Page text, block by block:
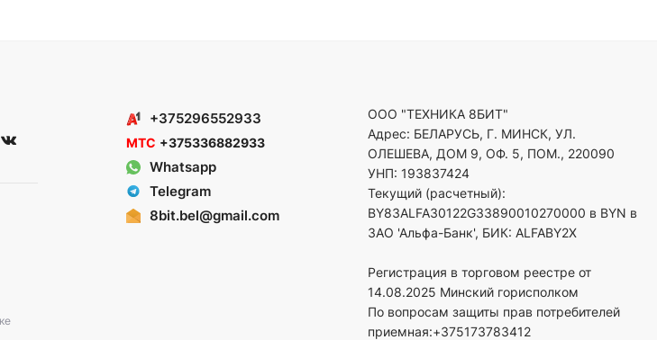
+375296552933
МТС +375336882933
Whatsapp
Telegram
8bit.bel@gmail.com
ООО "ТЕХНИКА 8БИТ"
Адрес: БЕЛАРУСЬ, Г. МИНСК, УЛ.
ОЛЕШЕВА, ДОМ 9, ОФ. 5, ПОМ., 220090
УНП: 193837424
Текущий (расчетный):
BY83ALFA30122G33890010270000 в BYN в
ЗАО 'Альфа-Банк', БИК: ALFABY2X
Регистрация в торговом реестре от
14.08.2025 Минский горисполком
По вопросам защиты прав потребителей
приемная:+375173783412